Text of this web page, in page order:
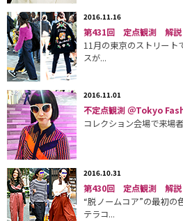
2016.11.16
第431回 定点観測 解説
11月の東京のストリート
スが...
2016.11.01
不定点観測 ＠Tokyo
コレクション会場で来場
2016.10.31
第430回 定点観測 解説
“脱ノームコア”の最初の
テラコ...